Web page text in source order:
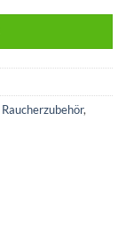
Raucherzubehör,